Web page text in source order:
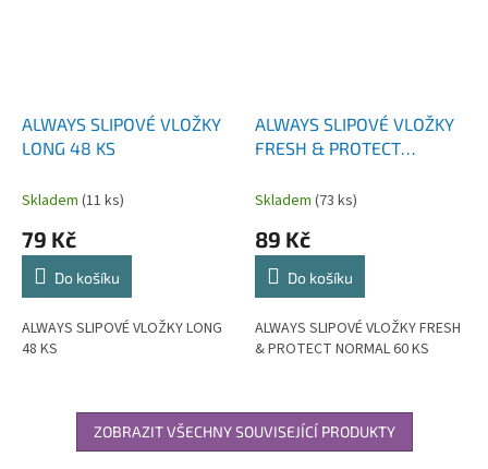
ALWAYS SLIPOVÉ VLOŽKY
LONG 48 KS
Skladem (11 ks)
79 Kč
Do košíku
ALWAYS SLIPOVÉ VLOŽKY LONG
48 KS
ALWAYS SLIPOVÉ VLOŽKY
FRESH & PROTECT
Skladem (73 ks)
89 Kč
Do košíku
ALWAYS SLIPOVÉ VLOŽKY FRESH
& PROTECT NORMAL 60 KS
ZOBRAZIT VŠECHNY SOUVISEJÍCÍ PRODUKTY